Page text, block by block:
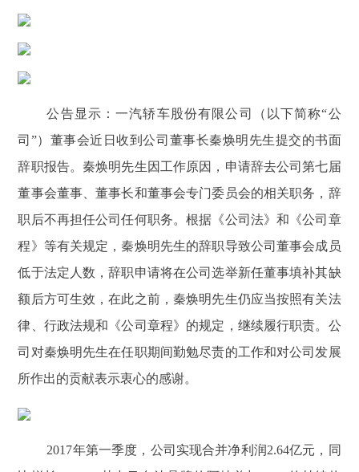
公告显示：一汽轿车股份有限公司（以下简称“公
司”）董事会近日收到公司董事长秦焕明先生提交的书面
辞职报告。秦焕明先生因工作原因，申请辞去公司第七届
董事会董事、董事长和董事会专门委员会的相关职务，辞
职后不再担任公司任何职务。根据《公司法》和《公司章
程》等有关规定，秦焕明先生的辞职导致公司董事会成员
低于法定人数，辞职申请将在公司选举新任董事填补其缺
额后方可生效，在此之前，秦焕明先生仍应当按照有关法
律、行政法规和《公司章程》的规定，继续履行职责。公
司对秦焕明先生在任职期间勤勉尽责的工作和对公司发展
所作出的贡献表示衷心的感谢。
2017年第一季度，公司实现合并净利润2.64亿元，同